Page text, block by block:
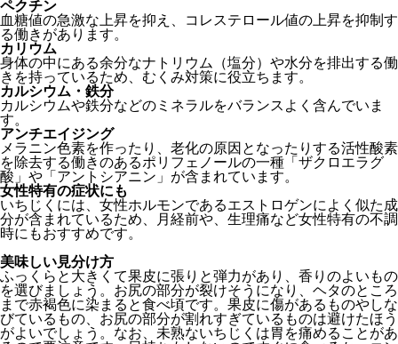
ペクチン
血糖値の急激な上昇を抑え、コレステロール値の上昇を抑制す
る働きがあります。
カリウム
身体の中にある余分なナトリウム（塩分）や水分を排出する働
きを持っているため、むくみ対策に役立ちます。
カルシウム・鉄分
カルシウムや鉄分などのミネラルをバランスよく含んでいま
す。
アンチエイジング
メラニン色素を作ったり、老化の原因となったりする活性酸素
を除去する働きのあるポリフェノールの一種「ザクロエラグ
酸」や「アントシアニン」が含まれています。
女性特有の症状にも
いちじくには、女性ホルモンであるエストロゲンによく似た成
分が含まれているため、月経前や、生理痛など女性特有の不調
時にもおすすめです。
美味しい見分け方
ふっくらと大きくて果皮に張りと弾力があり、香りのよいもの
を選びましょう。お尻の部分が裂けそうになり、ヘタのところ
まで赤褐色に染まると食べ頃です。果皮に傷があるものやしな
びているもの、お尻の部分が割れすぎているものは避けたほう
がよいでしょう。なお、未熟ないちじくは胃を痛めることがあ